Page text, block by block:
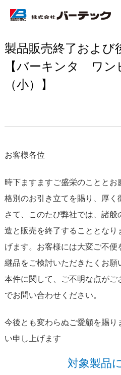
製品販売終了および
【バーキンタ ワ
（小）】
お客様各位
時下ますますご盛栄のことと
格別のお引き立てを賜り、厚く
さて、このたび弊社では、諸
造と販売を終了することとなり
げます。お客様には大変ご不
継品をご検討いただきたくお願
本件に関して、ご不明な点がご
でお問い合わせください。
今後とも変わらぬご愛顧を賜
い申し上げます
対象製品